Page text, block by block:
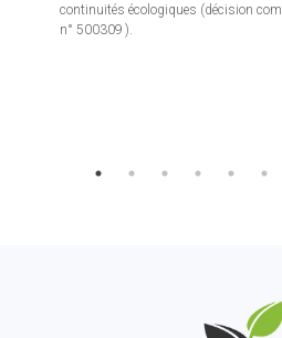
continuités écologiques (décision
n° 500309 ).